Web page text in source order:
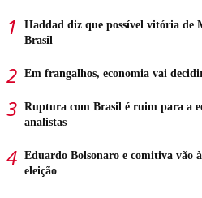
Haddad diz que possível vitória de
Brasil
Em frangalhos, economia vai
Ruptura com Brasil é ruim para a
analistas
Eduardo Bolsonaro e comitiva vão
eleição